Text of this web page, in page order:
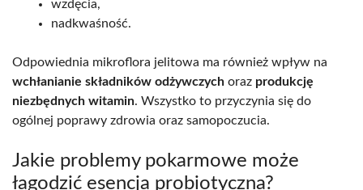
wzdęcia,
nadkwaśność.
Odpowiednia mikroflora jelitowa ma również wpływ na
wchłanianie składników odżywczych oraz produkcję
niezbędnych witamin. Wszystko to przyczynia się do
ogólnej poprawy zdrowia oraz samopoczucia.
Jakie problemy pokarmowe może
łagodzić esencja probiotyczna?